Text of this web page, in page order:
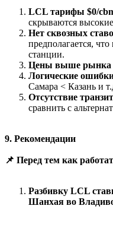
LCL тарифы $0/
скрываются
Нет сквозных
предполагается,
станции.
Цены выше рынка
Логические
Самара < Казань и
Отсутствие
сравнить с
9. Рекомендации
📌 Перед тем как
Разбивку LCL
Шанхая во